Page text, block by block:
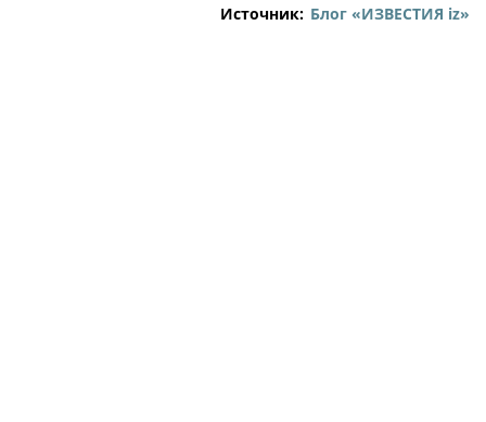
Источник: Блог «ИЗВЕСТИЯ iz»